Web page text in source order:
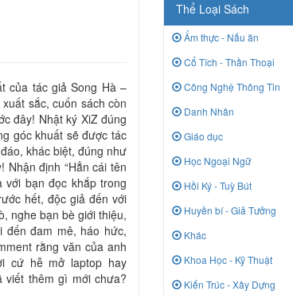
của tác giả Song Hà –
sắc, cuốn sách còn
đây! Nhật ký XiZ đúng
góc khuất sẽ được tác
khác biệt, đúng như
Nhận định “Hẳn cái tên
bạn đọc khắp trong
hết, độc giả đến với
nghe bạn bè giới thiệu,
đến đam mê, háo hức,
rằng văn của anh
cứ hễ mở laptop hay
viết thêm gì mới chưa?
Thể Loại Sách
Ẩm thực - Nấu ăn
Cổ Tích - Thần Thoại
Công Nghệ Thông Tin
Danh Nhân
Giáo dục
Học Ngoại Ngữ
Hồi Ký - Tuỳ Bút
Huyền bí - Giả Tưởng
Khác
Khoa Học - Kỹ Thuật
Kiến Trúc - Xây Dựng